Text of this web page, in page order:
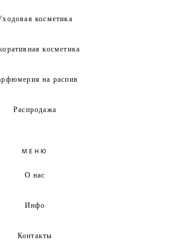
косметика
косметика
на распив
Распродажа
МЕНЮ
О нас
Инфо
Контакты